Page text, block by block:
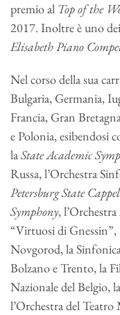
premio al Top of the
2017. Inoltre è uno
Elisabeth Piano
Nel corso della sua
Bulgaria, Germania,
Francia, Gran
e Polonia, esibendosi
laState Academic
Russa, l’Orchestra
Petersburg State
Symphony,
“Virtuosi di
Novgorod, la
Bolzano e Trento, la
Nazionale del Belgio, la
l’Orchestra del